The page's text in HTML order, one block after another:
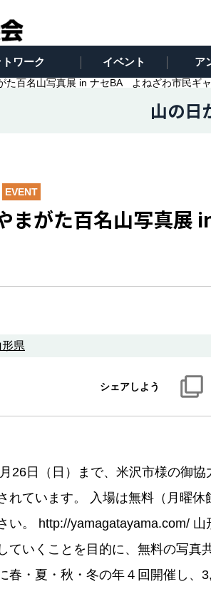
ワーク イベント ア
がた百名山写真展 in ナセBA よねざわ市民ギ
山の日
EVENT
やまがた百名山写真
形県
シェアしよう
26日（日）まで、米沢市様の御
れています。 入場は無料（月曜
い。 http://yamagatayama.com/
ていくことを目的に、無料の写
春・夏・秋・冬の年４回開催し